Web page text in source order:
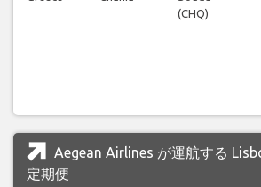
(CHQ)
Aegean Airlines が運航する
定期便